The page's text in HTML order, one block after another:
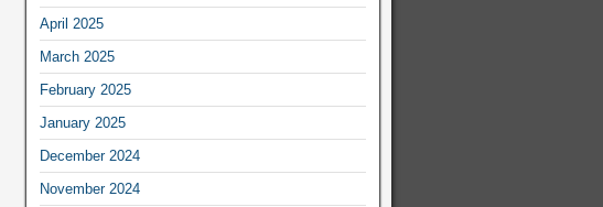
April 2025
March 2025
February 2025
January 2025
December 2024
November 2024